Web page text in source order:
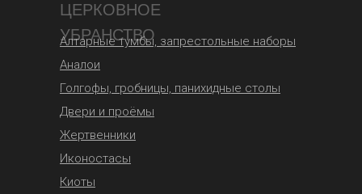
ЦЕРКОВНОЕ
УБРАНСТВО
Алтарные тумбы, запрестольные наборы
Аналои
Голгофы, гробницы, панихидные столы
Двери и проёмы
Жертвенники
Иконостасы
Киоты